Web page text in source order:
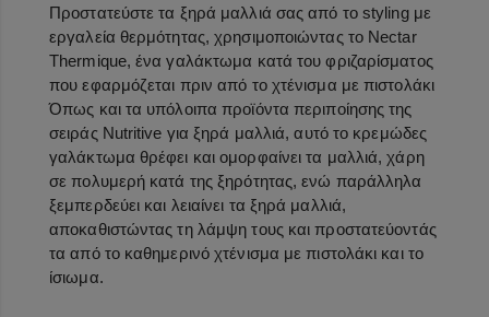
Προστατεύστε τα ξηρά μαλλιά σας από το styling με
εργαλεία θερμότητας, χρησιμοποιώντας το Nectar
Thermique, ένα γαλάκτωμα κατά του φριζαρίσματος
που εφαρμόζεται πριν από το χτένισμα με πιστολάκι
Όπως και τα υπόλοιπα προϊόντα περιποίησης της
σειράς Nutritive για ξηρά μαλλιά, αυτό το κρεμώδες
γαλάκτωμα θρέφει και ομορφαίνει τα μαλλιά, χάρη
σε πολυμερή κατά της ξηρότητας, ενώ παράλληλα
ξεμπερδεύει και λειαίνει τα ξηρά μαλλιά,
αποκαθιστώντας τη λάμψη τους και προστατεύοντάς
τα από το καθημερινό χτένισμα με πιστολάκι και το
ίσιωμα.